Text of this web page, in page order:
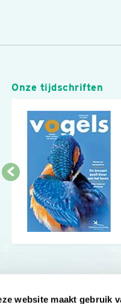
website maakt gebruik
Onze tijdschriften